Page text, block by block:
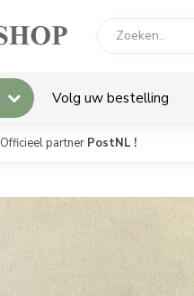
Volg uw bestelling
Officieel partner PostNL !